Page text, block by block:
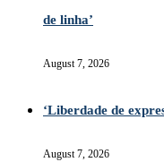
de linha’
August 7, 2026
‘Liberdade de
August 7, 2026